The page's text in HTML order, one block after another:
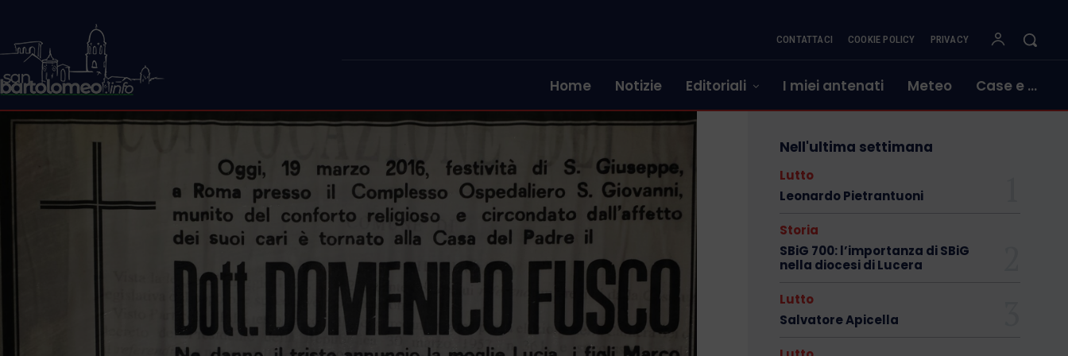
CONTATTACI COOKIE POLICY PRIVACY
Home Notizie Editoriali I miei antenati Meteo Case e …
Nell'ultima settimana
Lutto
Leonardo Pietrantuoni
Storia
SBiG 700: l’importanza di SBiG
nella diocesi di Lucera
Lutto
Salvatore Apicella